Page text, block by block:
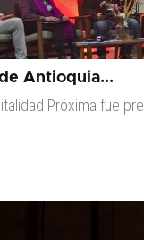
Antioquia...
Próxima fue